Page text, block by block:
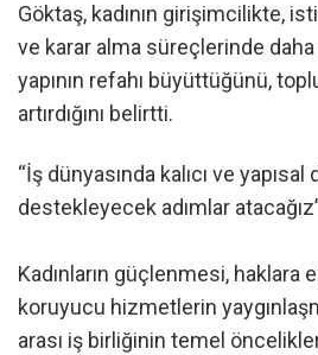
Göktaş, kadının girişimcilikte,
ve karar alma süreçlerinde
yapının refahı büyüttüğünü,
artırdığını belirtti.
“İş dünyasında kalıcı ve
destekleyecek adımlar
Kadınların güçlenmesi, haklara
koruyucu hizmetlerin
arası iş birliğinin temel